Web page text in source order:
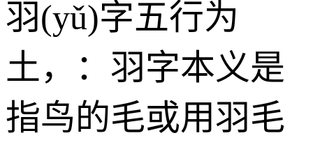
羽(yǔ)字五行为
土，：羽字本义是
指鸟的毛或用羽毛